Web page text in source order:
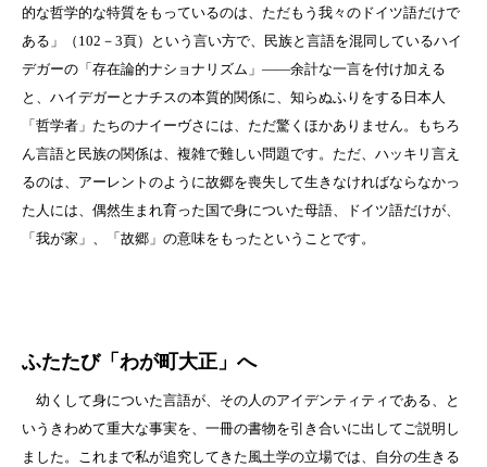
的な哲学的な特質をもっているのは、ただもう我々のドイツ語だけで
ある」（102－3頁）という言い方で、民族と言語を混同しているハイ
デガーの「存在論的ナショナリズム」――余計な一言を付け加える
と、ハイデガーとナチスの本質的関係に、知らぬふりをする日本人
「哲学者」たちのナイーヴさには、ただ驚くほかありません。もちろ
ん言語と民族の関係は、複雑で難しい問題です。ただ、ハッキリ言え
るのは、アーレントのように故郷を喪失して生きなければならなかっ
た人には、偶然生まれ育った国で身についた母語、ドイツ語だけが、
「我が家」、「故郷」の意味をもったということです。
ふたたび「わが町大正」へ
幼くして身についた言語が、その人のアイデンティティである、と
いうきわめて重大な事実を、一冊の書物を引き合いに出してご説明し
ました。これまで私が追究してきた風土学の立場では、自分の生きる